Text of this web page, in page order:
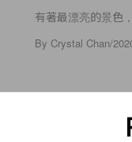
有著最漂亮的景色
By Crystal Chan/